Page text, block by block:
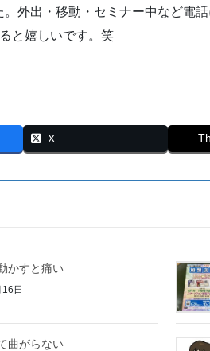
外出・移動・セミナー中など電
と嬉しいです。笑
X
かすと痛い
日
曲がらない